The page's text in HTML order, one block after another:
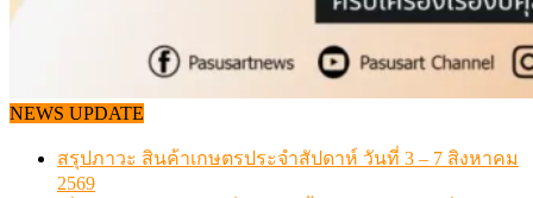
NEWS UPDATE
สรุปภาวะ สินค้าเกษตรประจำสัปดาห์ วันที่ 3 – 7 สิงหาคม
2569